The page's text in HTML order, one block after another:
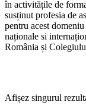
în activitățile de
susținut profesia de
pentru acest
naționale si
România și
Afișez singurul